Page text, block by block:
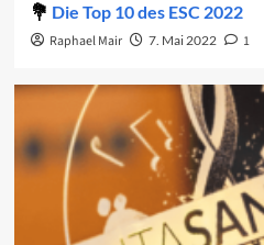
Die Top 10 des ESC 2022
Raphael Mair 7. Mai 2022 1